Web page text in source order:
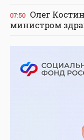
07:50 Олег
министром